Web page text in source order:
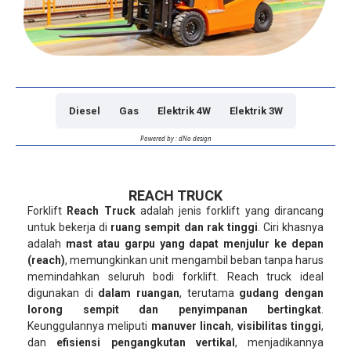
Diesel Gas Elektrik 4W Elektrik 3W
Powered by : dNo design
REACH TRUCK
Forklift Reach Truckadalah jenis forklift yang dirancang
untuk bekerja di ruang sempit dan rak tinggi . Ciri khasnya
adalah mast atau garpu yang dapat menjulur ke depan
(reach), memungkinkan unit mengambil beban tanpa harus
memindahkan seluruh bodi forklift. Reach truck ideal
digunakan di dalam ruangan, terutama gudang dengan
lorong sempit dan penyimpanan bertingkat
Keunggulannya meliputi manuver lincah, visibilitas tinggi,
dan efisiensi pengangkutan vertikal , menjadikannya